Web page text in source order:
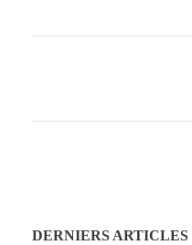
DERNIERS ARTICLES